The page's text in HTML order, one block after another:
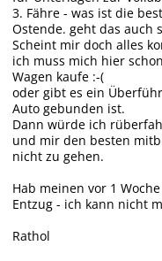
3. Fähre - was ist die
Ostende. geht das auch
Scheint mir doch alles
ich muss mich hier
Wagen kaufe :-(
oder gibt es ein
Auto gebunden ist.
Dann würde ich
und mir den besten
nicht zu gehen.
Hab meinen vor 1
Entzug - ich kann nicht
Rathol